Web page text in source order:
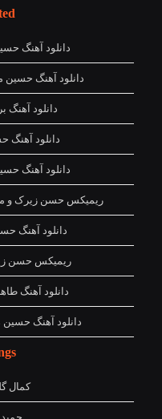
دانلود آهنگ
دانلود آهنگ حسین
دانلود آهنگ
دانلود آهنگ
دانلود آهنگ
ریمیکس حسن زیرک و
دانلود آهنگ
ریمیکس حسن
دانلود آهنگ
دانلود آهنگ حسین
کمال